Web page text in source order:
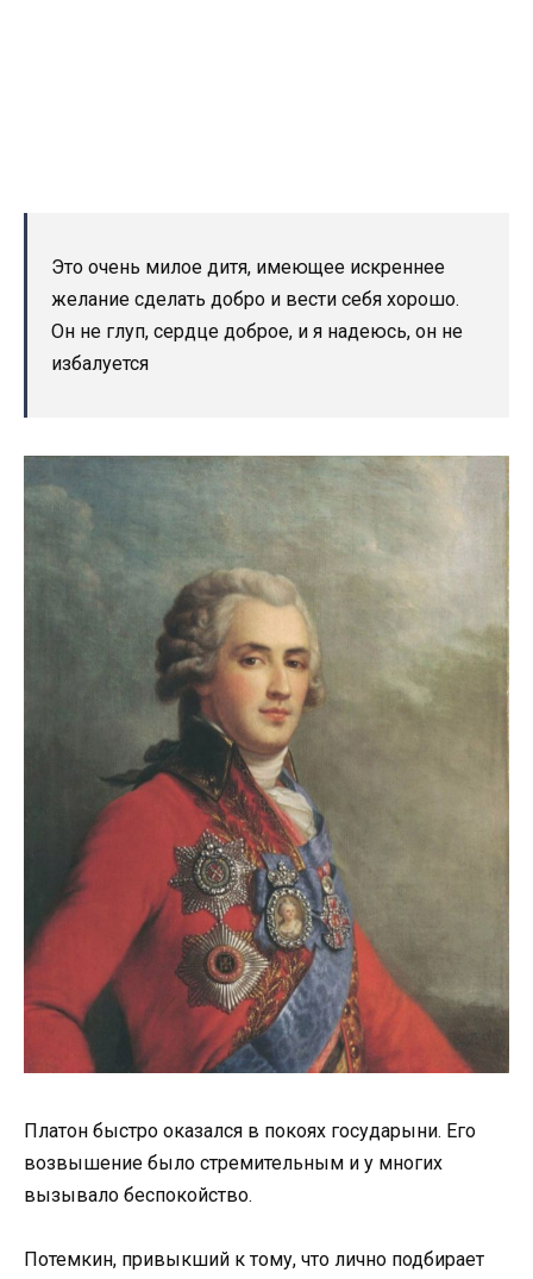
Это очень милое дитя, имеющее искреннее
желание сделать добро и вести себя хорошо.
Он не глуп, сердце доброе, и я надеюсь, он не
избалуется
Платон быстро оказался в покоях государыни. Его
возвышение было стремительным и у многих
вызывало беспокойство.
Потемкин, привыкший к тому, что лично подбирает